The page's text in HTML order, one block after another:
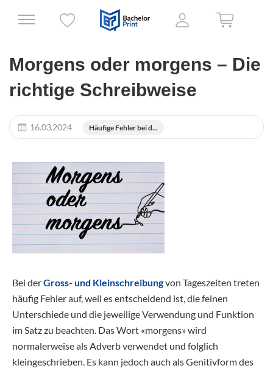
Morgens oder morgens – Die
richtige Schreibweise
16.03.2024 Häufige Fehler bei d...
Bei derGross- und Kleinschreibungvon Tageszeiten treten
häufig Fehler auf, weil es entscheidend ist, die feinen
Unterschiede und die jeweilige Verwendung und Funktion
im Satz zu beachten. Das Wort «morgens» wird
normalerweise als Adverb verwendet und folglich
kleingeschrieben. Es kann jedoch auch als Genitivform des